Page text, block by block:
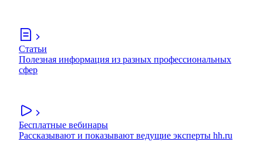
Статьи
Полезная информация из разных профессиональных
сфер
Бесплатные вебинары
Рассказывают и показывают ведущие эксперты hh.ru